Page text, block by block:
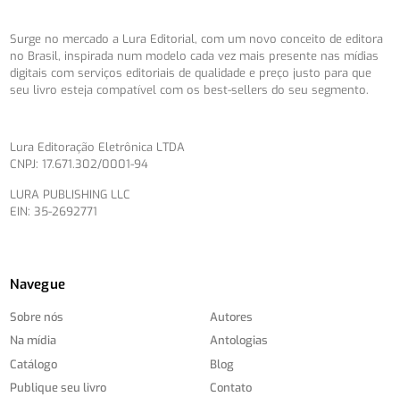
Surge no mercado a Lura Editorial, com um novo conceito de editora
no Brasil, inspirada num modelo cada vez mais presente nas mídias
digitais com serviços editoriais de qualidade e preço justo para que
seu livro esteja compatível com os best-sellers do seu segmento.
Lura Editoração Eletrônica LTDA
CNPJ: 17.671.302/0001-94
LURA PUBLISHING LLC
EIN: 35-2692771
Navegue
Sobre nós
Na mídia
Catálogo
Publique seu livro
Autores
Antologias
Blog
Contato